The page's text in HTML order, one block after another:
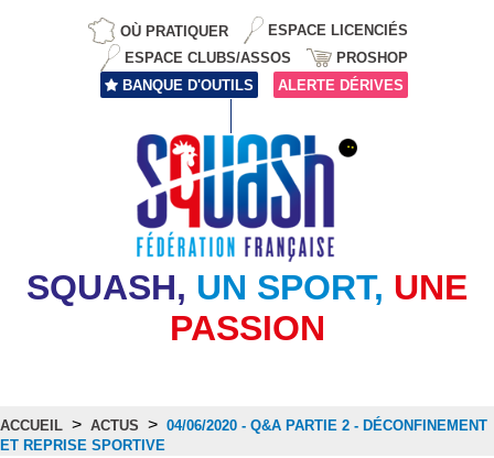
OÙ PRATIQUER
ESPACE LICENCIÉS
ESPACE CLUBS/ASSOS
PROSHOP
BANQUE D'OUTILS
ALERTE DÉRIVES
SQUASH, UN SPORT, UNE
PASSION
ACCUEIL > ACTUS > 04/06/2020 - Q&A PARTIE 2 - DÉCONFINEMENT
ET REPRISE SPORTIVE